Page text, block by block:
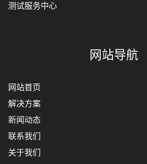
测试服务中心
网站导航
网站首页
解决方案
新闻动态
联系我们
关于我们